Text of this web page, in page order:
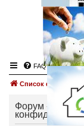
FAQ
Список форумов
Форум